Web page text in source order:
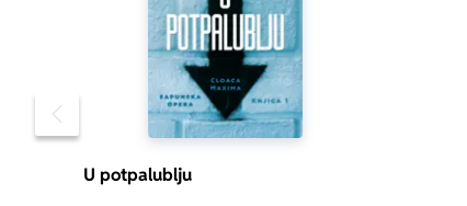
Pomeranje sadržaja slajdera u levo
U potpalublju